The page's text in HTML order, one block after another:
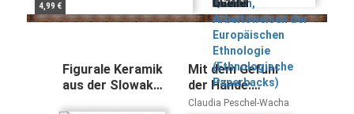
4,99 €
der
Europäischen
Ethnologie
(Ethnologische
Paperbacks)
Figurale Keramik
aus der Slowakei
Mit dem Gefühl
der Hände:
Zeitgenössische
Claudia Peschel-Wacha